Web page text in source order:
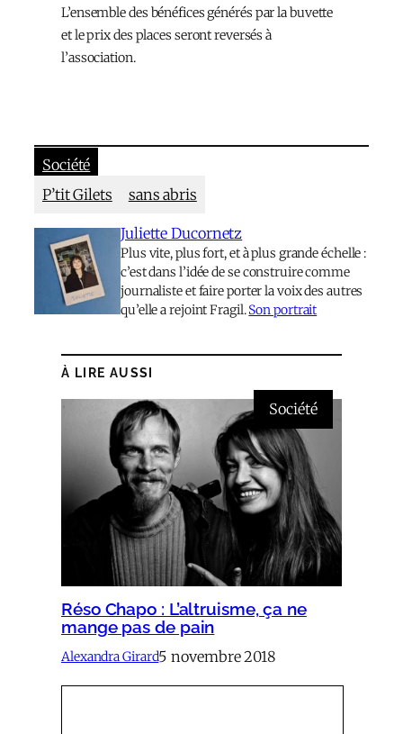
L’ensemble des bénéfices générés par la buvette
et le prix des places seront reversés à
l’association.
Société
P’tit Gilets
sans abris
Juliette Ducornetz
Plus vite, plus fort, et à plus grande échelle :
c’est dans l’idée de se construire comme
journaliste et faire porter la voix des autres
qu’elle a rejoint Fragil.Son portrait
À LIRE AUSSI
Société
Réso Chapo : L’altruisme, ça ne
mange pas de pain
Alexandra Girard5 novembre 2018